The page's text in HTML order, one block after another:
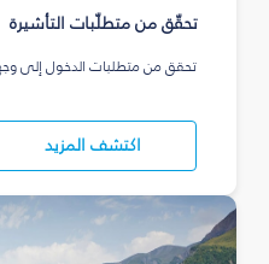
تحقّق من متطلّبات التأشيرة
تحقق من متطلبات الدخول إلى
اكتشف المزيد